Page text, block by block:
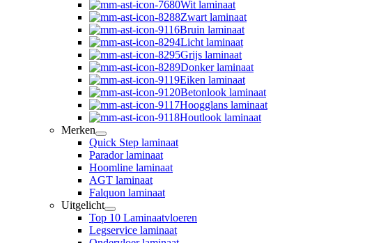
Wit laminaat
Zwart laminaat
Bruin laminaat
Licht laminaat
Grijs laminaat
Donker laminaat
Eiken laminaat
Betonlook laminaat
Hoogglans laminaat
Houtlook laminaat
Merken
Quick Step laminaat
Parador laminaat
Hoomline laminaat
AGT laminaat
Falquon laminaat
Uitgelicht
Top 10 Laminaatvloeren
Legservice laminaat